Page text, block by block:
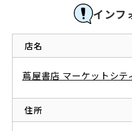
インフ
店名
蔦屋書店 マーケットシテ
住所